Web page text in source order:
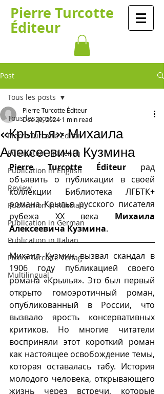
Pierre Turcotte
Éditeur
Post
Tous les posts
Pierre Turcotte Editor
Publication in French
Publication in English
Review
Publication in Russian
Publication in German
Publication in Italian
Pierre Turcotte Verlag
Multilingual
Tous les posts
«Крылья» Михаила
Алексеевича Кузмина
Pierre Turcotte Éditeur
Dec 20, 2024 1 min read
Pierre Turcotte Éditeur рад
объявить о публикации в своей
коллекции Библиотека ЛГБТК+
романа Крылья русского писателя
рубежа XX века Михаилa
Алексеевичa Кузминa.
Михаил Кузмин вызвал скандал в
1906 году публикацией своего
романа «Крылья». Это был первый
открыто гомоэротичный роман,
опубликованный в России, что
вызвало ярость консервативных
критиков. Но многие читатели
восприняли этот короткий роман
как настоящее освобождение темы,
которая оставалась табу. История
молодого человека, открывающего
жизнь через встречи, которые